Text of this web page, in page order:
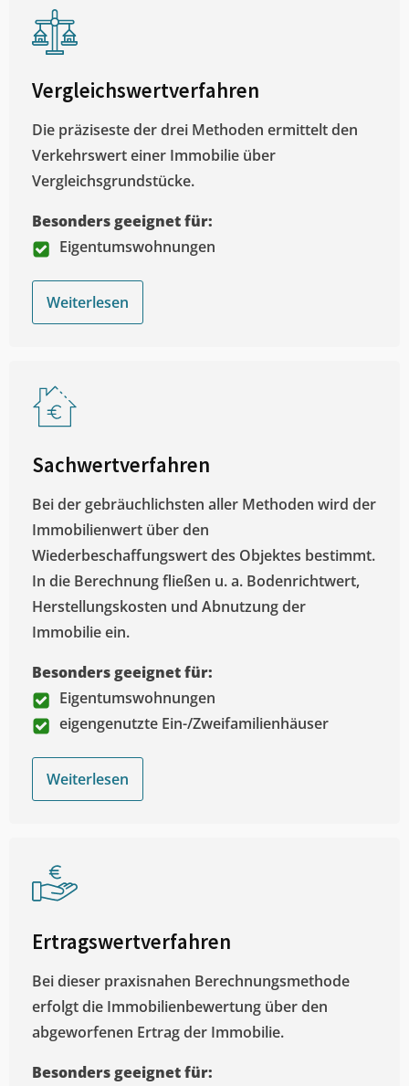
Vergleichswertverfahren
Die präziseste der drei Methoden ermittelt den
Verkehrswert einer Immobilie über
Vergleichsgrundstücke.
Besonders geeignet für:
Eigentumswohnungen
Weiterlesen
Sachwertverfahren
Bei der gebräuchlichsten aller Methoden wird der
Immobilienwert über den
Wiederbeschaffungswert des Objektes bestimmt.
In die Berechnung fließen u. a. Bodenrichtwert,
Herstellungskosten und Abnutzung der
Immobilie ein.
Besonders geeignet für:
Eigentumswohnungen
eigengenutzte Ein-/Zweifamilienhäuser
Weiterlesen
Ertragswertverfahren
Bei dieser praxisnahen Berechnungsmethode
erfolgt die Immobilienbewertung über den
abgeworfenen Ertrag der Immobilie.
Besonders geeignet für: